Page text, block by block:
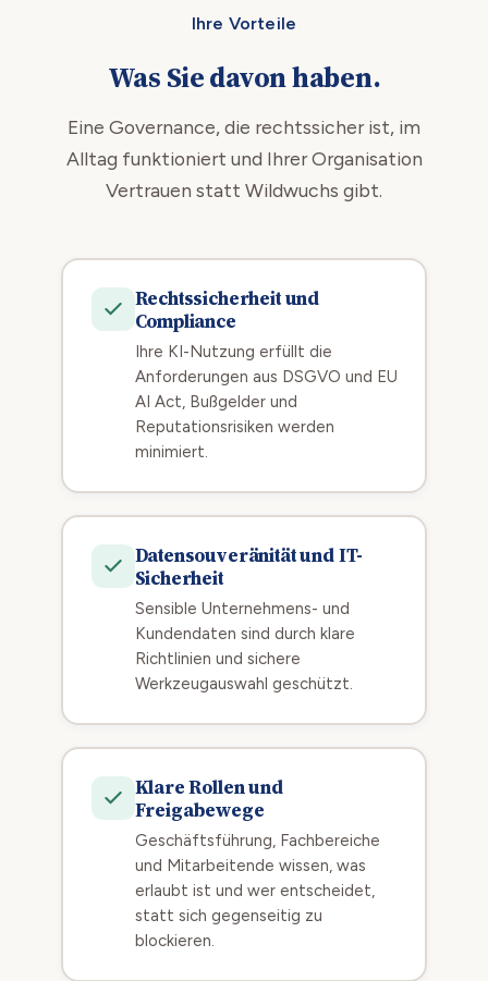
Ihre Vorteile
Was Sie davon haben.
Eine Governance, die rechtssicher ist, im
Alltag funktioniert und Ihrer Organisation
Vertrauen statt Wildwuchs gibt.
Rechtssicherheit und
Compliance
Ihre KI-Nutzung erfüllt die
Anforderungen aus DSGVO und EU
AI Act, Bußgelder und
Reputationsrisiken werden
minimiert.
Datensouveränität und IT-
Sicherheit
Sensible Unternehmens- und
Kundendaten sind durch klare
Richtlinien und sichere
Werkzeugauswahl geschützt.
Klare Rollen und
Freigabewege
Geschäftsführung, Fachbereiche
und Mitarbeitende wissen, was
erlaubt ist und wer entscheidet,
statt sich gegenseitig zu
blockieren.